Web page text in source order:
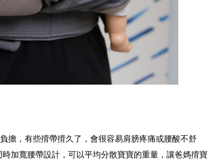
擔，有些揹帶揹久了，會很容易肩膀疼痛或腰酸不舒
加寬腰帶設計，可以平均分散寶寶的重量，讓爸媽揹寶